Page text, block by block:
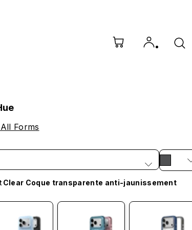
Forms
Clear Coque transparente anti-jaunissement